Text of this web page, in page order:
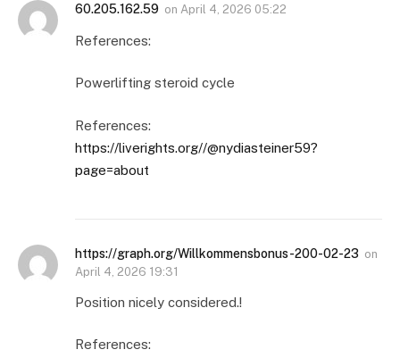
60.205.162.59 on April 4, 2026 05:22
References:
Powerlifting steroid cycle
References:
https://liverights.org//@nydiasteiner59?
page=about
https://graph.org/Willkommensbonus-200-02-23 on
April 4, 2026 19:31
Position nicely considered.!
References: